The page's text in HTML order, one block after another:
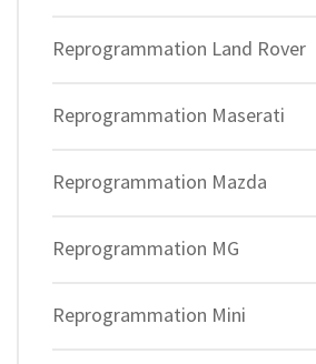
Reprogrammation Land Rover
Reprogrammation Maserati
Reprogrammation Mazda
Reprogrammation MG
Reprogrammation Mini